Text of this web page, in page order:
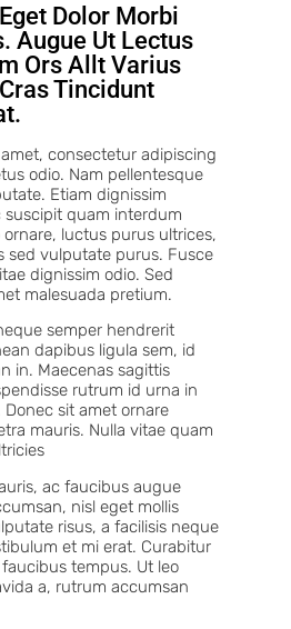
Dolor Morbi
Augue Ut Lectus
Ors Allt Varius
Tincidunt
consectetur adipiscing
odio. Nam pellentesque
Etiam dignissim
quam interdum
luctus purus ultrices,
sed vulputate purus. Fusce
dignissim odio. Sed
malesuada pretium.
semper hendrerit
dapibus ligula sem, id
in. Maecenas sagittis
rutrum id urna in
sit amet ornare
mauris. Nulla vitae quam
ac faucibus augue
nisl eget mollis
risus, a facilisis neque
et mi erat. Curabitur
tempus. Ut leo
a, rutrum accumsan